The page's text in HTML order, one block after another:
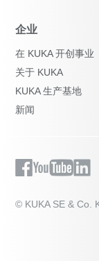
企业
在 KUKA 开创事业
关于 KUKA
KUKA 生产基地
新闻
© KUKA SE & Co.